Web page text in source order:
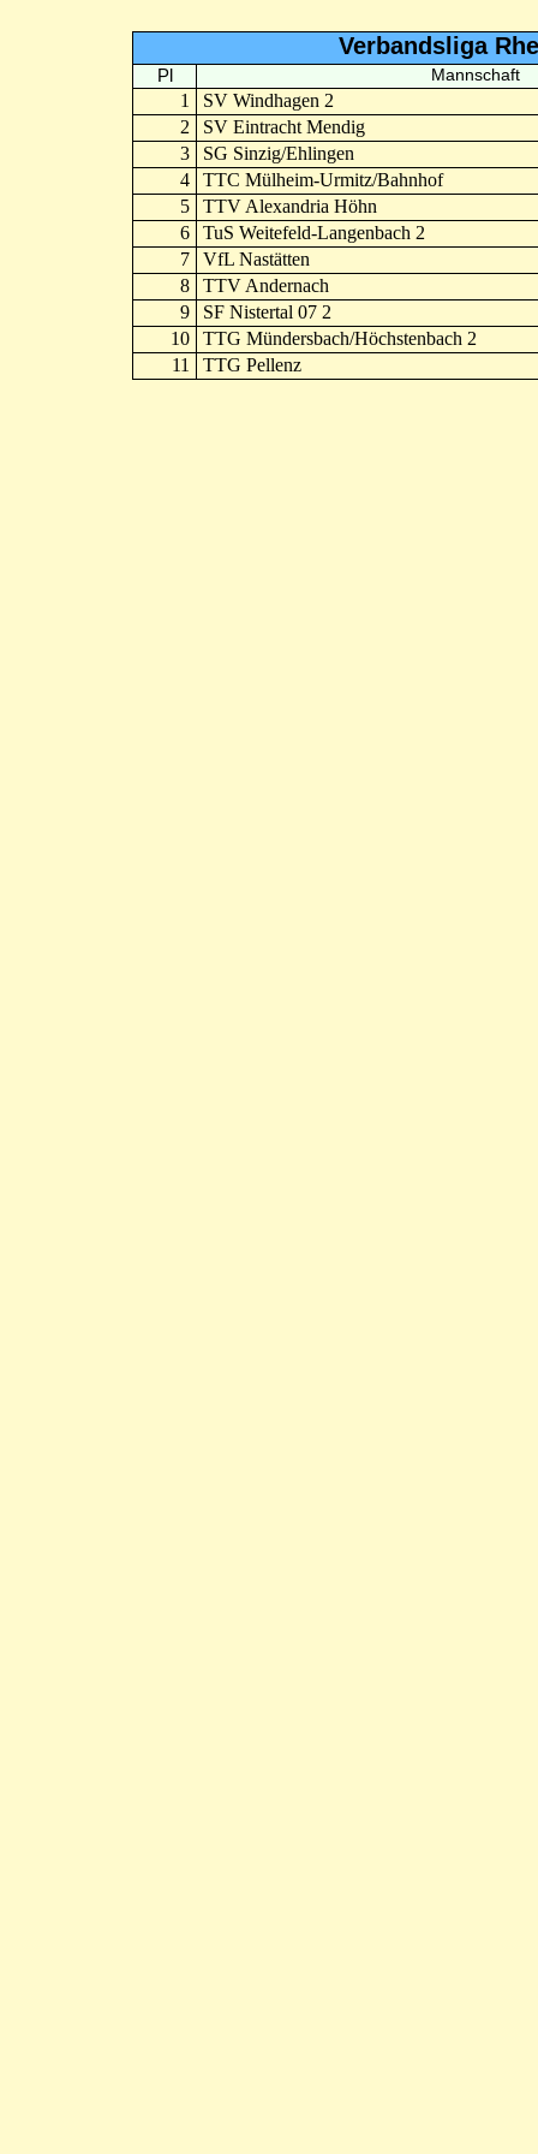
Verbandsliga
Pl Mannschaft
1
SV Windhagen 2
2
SV Eintracht Mendig
3
SG Sinzig/Ehlingen
4
TTC Mülheim-Urmitz/Bahnhof
5
TTV Alexandria Höhn
6
TuS Weitefeld-Langenbach 2
7
VfL Nastätten
8
TTV Andernach
9
SF Nistertal 07 2
10
TTG Mündersbach/Höchstenbach 2
11
TTG Pellenz